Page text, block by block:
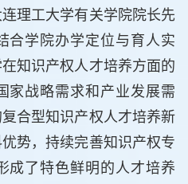
理工大学有关学院院长先
合学院办学定位与育人实
知识产权人才培养方面的
家战略需求和产业发展需
合型知识产权人才培养新
势，持续完善知识产权专
成了特色鲜明的人才培养